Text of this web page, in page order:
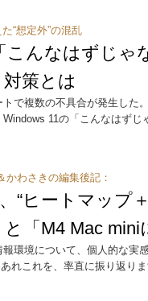
“想定外”の混乱
こんなはずじ
策とは
で複数の不具合が発生した
11の「こんなはず
わさきの編集後記：
“ヒートマップ
「M4 Mac
環境について、個人的な実
れこれを、率直に振り返り